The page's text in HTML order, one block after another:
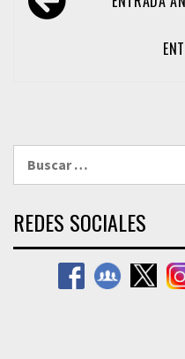
de
REDES SOCIALES